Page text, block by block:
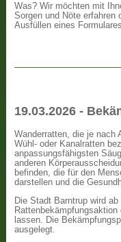
Was? Wir möchten mit
Sorgen und Nöte erfahren
Ausfüllen eines
19.03.2026 -
Wanderratten, die je nach
Wühl- oder Kanalratten
anpassungsfähigsten
anderen
befinden, die für den
darstellen und die
Die Stadt Barntrup wird
lassen. Die
ausgelegt.